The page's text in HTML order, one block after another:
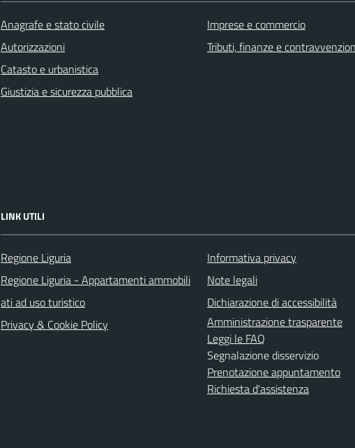
Anagrafe e stato civile
Autorizzazioni
Catasto e urbanistica
Giustizia e sicurezza pubblica
Imprese e commercio
Tributi, finanze e
LINK UTILI
Regione Liguria
Regione Liguria - Appartamenti ammobili
ati ad uso turistico
Privacy & Cookie Policy
Informativa privacy
Note legali
Dichiarazione di accessibilità
Amministrazione trasparente
Leggi le FAQ
Segnalazione disservizio
Prenotazione appuntamento
Richiesta d'assistenza